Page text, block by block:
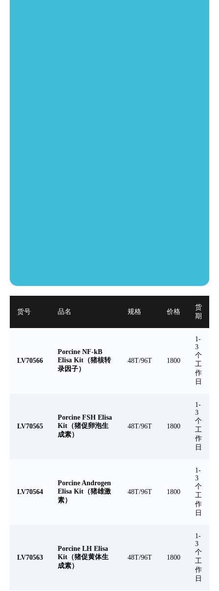
货号 品名 规格 价格
货
期
LV70566
Porcine NF-kB
Elisa Kit（猪核转
录因子）
48T/96T 1800
1-
3
个
工
作
日
LV70565
Porcine FSH Elisa
Kit（猪促卵泡生
成素）
48T/96T 1800
1-
3
个
工
作
日
LV70564
Porcine Androgen
Elisa Kit（猪雄激
素）
48T/96T 1800
1-
3
个
工
作
日
LV70563
Porcine LH Elisa
Kit（猪促黄体生
成素）
48T/96T 1800
1-
3
个
工
作
日